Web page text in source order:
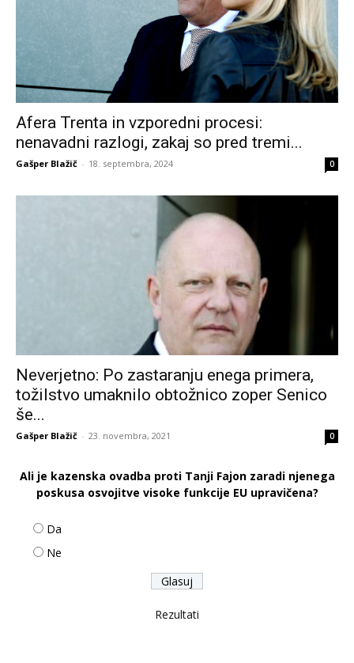
Afera Trenta in vzporedni procesi:
nenavadni razlogi, zakaj so pred tremi...
Gašper Blažič - 18. septembra, 2024 0
Neverjetno: Po zastaranju enega primera,
tožilstvo umaknilo obtožnico zoper Senico
še...
Gašper Blažič - 23. novembra, 2021 0
Ali je kazenska ovadba proti Tanji Fajon zaradi njenega
poskusa osvojitve visoke funkcije EU upravičena?
Da
Ne
Rezultati